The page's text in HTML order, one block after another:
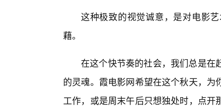
这种极致的视觉诚意，是对电影
藉。
在这个快节奏的社会，我们总是在
的灵魂。霞电影网希望在这个秋天，
工作，或是周末午后只想独处时，点